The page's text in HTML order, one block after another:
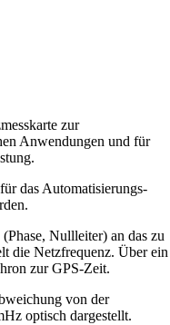
zur
Anwendungen und für
das Automatisierungs-
Nullleiter) an das zu
die Netzfrequenz. Über ein
zur GPS-Zeit.
von der
optisch dargestellt.